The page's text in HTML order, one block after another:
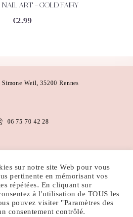
DÉTAILS
ART – GOLD FAIRY
€2.99
Weil, 35200 Rennes
06 75 70 42 28
CONDITIONS D’UTILISATION
POLITIQUE DE CONFIDENTIALITÉ
sur notre site Web pour vous
pertinente en mémorisant vos
répétées. En cliquant sur
à l'utilisation de TOUS les
pouvez visiter "Paramètres des
consentement contrôlé.